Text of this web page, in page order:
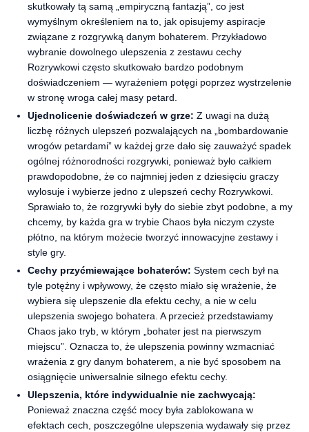
skutkowały tą samą „empiryczną fantazją”, co jest
wymyślnym określeniem na to, jak opisujemy aspiracje
związane z rozgrywką danym bohaterem. Przykładowo
wybranie dowolnego ulepszenia z zestawu cechy
Rozrywkowi często skutkowało bardzo podobnym
doświadczeniem — wyrażeniem potęgi poprzez wystrzelenie
w stronę wroga całej masy petard.
Ujednolicenie doświadczeń w grze: Z uwagi na dużą
liczbę różnych ulepszeń pozwalających na „bombardowanie
wrogów petardami” w każdej grze dało się zauważyć spadek
ogólnej różnorodności rozgrywki, ponieważ było całkiem
prawdopodobne, że co najmniej jeden z dziesięciu graczy
wylosuje i wybierze jedno z ulepszeń cechy Rozrywkowi.
Sprawiało to, że rozgrywki były do siebie zbyt podobne, a my
chcemy, by każda gra w trybie Chaos była niczym czyste
płótno, na którym możecie tworzyć innowacyjne zestawy i
style gry.
Cechy przyćmiewające bohaterów: System cech był na
tyle potężny i wpływowy, że często miało się wrażenie, że
wybiera się ulepszenie dla efektu cechy, a nie w celu
ulepszenia swojego bohatera. A przecież przedstawiamy
Chaos jako tryb, w którym „bohater jest na pierwszym
miejscu”. Oznacza to, że ulepszenia powinny wzmacniać
wrażenia z gry danym bohaterem, a nie być sposobem na
osiągnięcie uniwersalnie silnego efektu cechy.
Ulepszenia, które indywidualnie nie zachwycają:
Ponieważ znaczna część mocy była zablokowana w
efektach cech, poszczególne ulepszenia wydawały się przez